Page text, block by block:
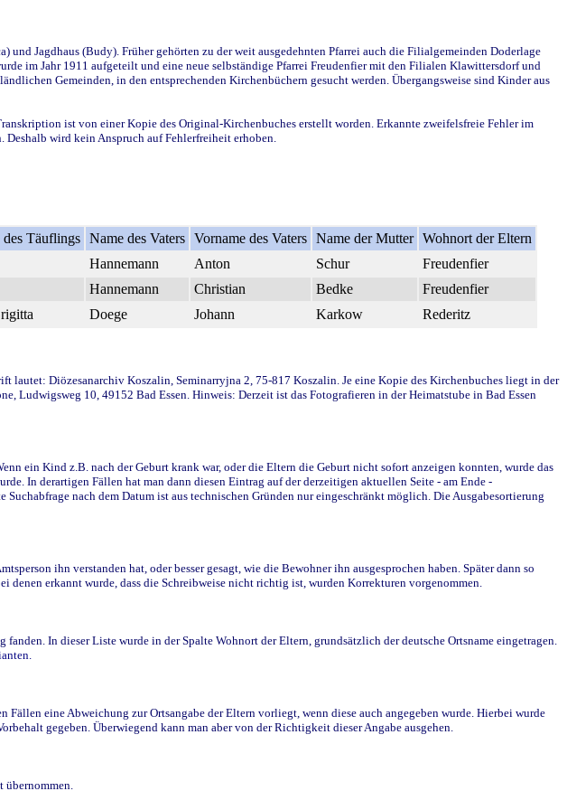
Jagdhaus (Budy). Früher gehörten zu der weit ausgedehnten Pfarrei auch die Filialgemeinden Doderlage
im Jahr 1911 aufgeteilt und eine neue selbständige Pfarrei Freudenfier mit den Filialen Klawittersdorf und
Gemeinden, in den entsprechenden Kirchenbüchern gesucht werden. Übergangsweise sind Kinder aus
ist von einer Kopie des Original-Kirchenbuches erstellt worden. Erkannte zweifelsfreie Fehler im
wird kein Anspruch auf Fehlerfreiheit erhoben.
des Täuflings Name des Vaters Vorname des Vaters Name der Mutter Wohnort der Eltern
Hannemann Anton Schur
Freudenfier
Hannemann Christian Bedke
Freudenfier
Doege Johann Karkow Rederitz
Diözesanarchiv Koszalin, Seminarryjna 2, 75-817 Koszalin. Je eine Kopie des Kirchenbuches liegt in der
Ludwigsweg 10, 49152 Bad Essen. Hinweis: Derzeit ist das Fotografieren in der Heimatstube in Bad Essen
ein Kind z.B. nach der Geburt krank war, oder die Eltern die Geburt nicht sofort anzeigen konnten, wurde das
In derartigen Fällen hat man dann diesen Eintrag auf der derzeitigen aktuellen Seite - am Ende -
nach dem Datum ist aus technischen Gründen nur eingeschränkt möglich. Die Ausgabesortierung
ihn verstanden hat, oder besser gesagt, wie die Bewohner ihn ausgesprochen haben. Später dann so
erkannt wurde, dass die Schreibweise nicht richtig ist, wurden Korrekturen vorgenommen.
In dieser Liste wurde in der Spalte Wohnort der Eltern, grundsätzlich der deutsche Ortsname eingetragen.
eine Abweichung zur Ortsangabe der Eltern vorliegt, wenn diese auch angegeben wurde. Hierbei wurde
gegeben. Überwiegend kann man aber von der Richtigkeit dieser Angabe ausgehen.